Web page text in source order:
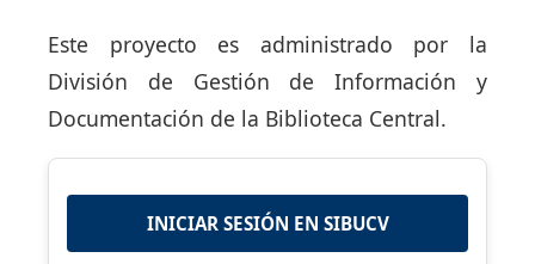
Este proyecto es administrado por la
División de Gestión de Información y
Documentación de la Biblioteca Central.
INICIAR SESIÓN EN SIBUCV